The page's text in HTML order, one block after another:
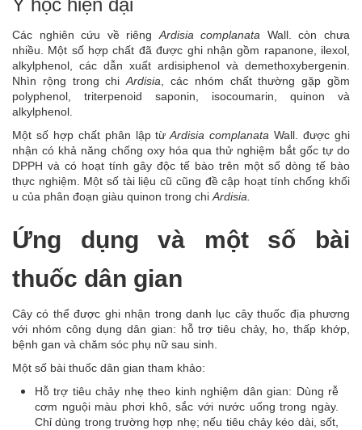
Y học hiện đại
Các nghiên cứu về riêngArdisia complanata Wall. còn chưa
nhiều. Một số hợp chất đã được ghi nhận gồm rapanone, ilexol,
alkylphenol, các dẫn xuất ardisiphenol và demethoxybergenin.
Nhìn rộng trong chiArdisia, các nhóm chất thường gặp gồm
polyphenol, triterpenoid saponin, isocoumarin, quinon và
alkylphenol.
Một số hợp chất phân lập từ Ardisia complanata Wall. được ghi
nhận có khả năng chống oxy hóa qua thử nghiệm bắt gốc tự do
DPPH và có hoạt tính gây độc tế bào trên một số dòng tế bào
thực nghiệm. Một số tài liệu cũ cũng đề cập hoạt tính chống khối
u của phân đoạn giàu quinon trong chiArdisia.
Ứng dụng và một số bài
thuốc dân gian
Cây có thể được ghi nhận trong danh lục cây thuốc địa phương
với nhóm công dụng dân gian: hỗ trợ tiêu chảy, ho, thấp khớp,
bệnh gan và chăm sóc phụ nữ sau sinh.
Một số bài thuốc dân gian tham khảo:
Hỗ trợ tiêu chảy nhẹ theo kinh nghiệm dân gian: Dùng rễ
cơm nguội màu phơi khô, sắc với nước uống trong ngày.
Chỉ dùng trong trường hợp nhẹ; nếu tiêu chảy kéo dài, sốt,